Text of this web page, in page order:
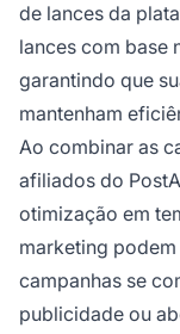
de lances da
lances com base
garantindo que
mantenham
Ao combinar as
afiliados do
otimização em
marketing
campanhas se
publicidade ou